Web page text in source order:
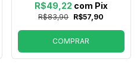
R$83,90 R$57,90
R$49,22 com Pix
COMPRAR